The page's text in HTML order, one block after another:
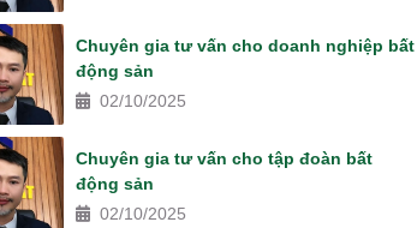
Chuyên gia tư vấn cho doanh nghiệp bất
động sản
02/10/2025
Chuyên gia tư vấn cho tập đoàn bất
động sản
02/10/2025